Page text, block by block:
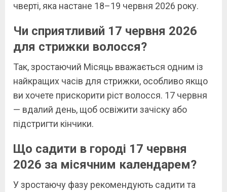
чверті, яка настане 18–19 червня 2026 року.
Чи сприятливий 17 червня 2026
для стрижки волосся?
Так, зростаючий Місяць вважається одним із
найкращих часів для стрижки, особливо якщо
ви хочете прискорити ріст волосся. 17 червня
— вдалий день, щоб освіжити зачіску або
підстригти кінчики.
Що садити в городі 17 червня
2026 за місячним календарем?
У зростаючу фазу рекомендують садити та